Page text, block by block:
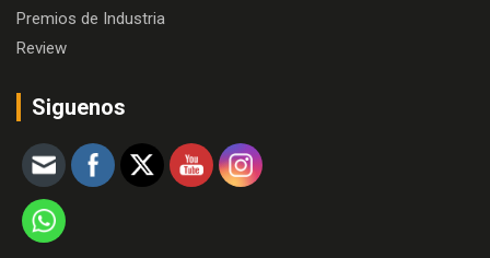
Premios de Industria
Review
Siguenos